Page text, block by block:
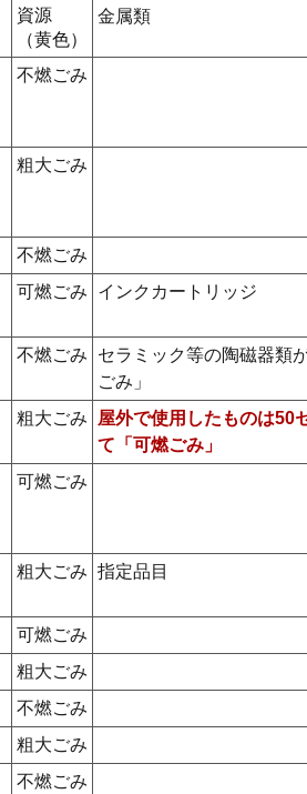
資源
（黄色）
金属類
不燃ごみ
粗大ごみ
不燃ごみ
可燃ごみ インクカートリッジ
不燃ごみ
セラミック等の陶磁器類
ごみ」
粗大ごみ
屋外で使用したものは50
て「可燃ごみ」
可燃ごみ
粗大ごみ 指定品目
可燃ごみ
粗大ごみ
不燃ごみ
粗大ごみ
不燃ごみ